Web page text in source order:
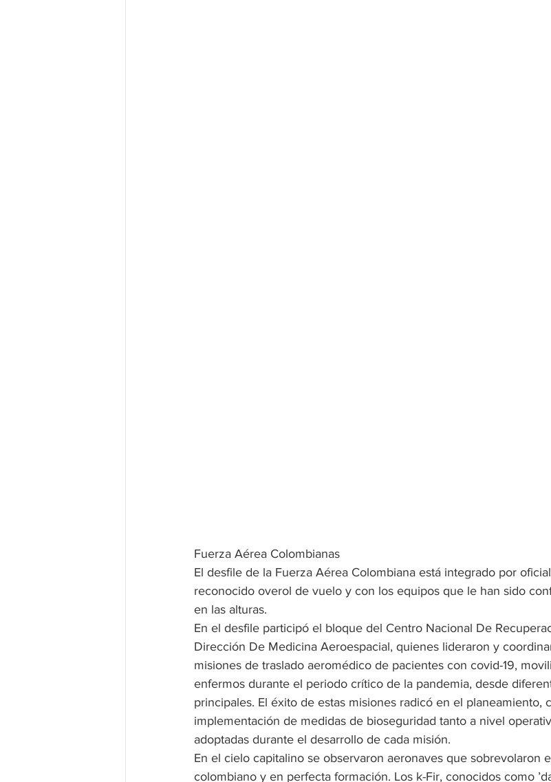
Fuerza Aérea Colombianas
El desfile de la Fuerza Aérea Colombiana está integrado por
reconocido overol de vuelo y con los equipos que le han sido
en las alturas.
En el desfile participó el bloque del Centro Nacional De
Dirección De Medicina Aeroespacial, quienes lideraron y
misiones de traslado aeromédico de pacientes con covid-19,
enfermos durante el periodo crítico de la pandemia, desde
principales. El éxito de estas misiones radicó en el planeamiento,
implementación de medidas de bioseguridad tanto a nivel
adoptadas durante el desarrollo de cada misión.
En el cielo capitalino se observaron aeronaves que sobrevolaron
colombiano y en perfecta formación. Los k-Fir, conocidos como